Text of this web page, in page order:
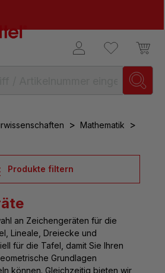
> Mathematik >
Produkte filtern
an Zeichengeräten für die
Lineale, Dreiecke und
für die Tafel, damit Sie Ihren
Grundlagen
können. Gleichzeitig bieten wir